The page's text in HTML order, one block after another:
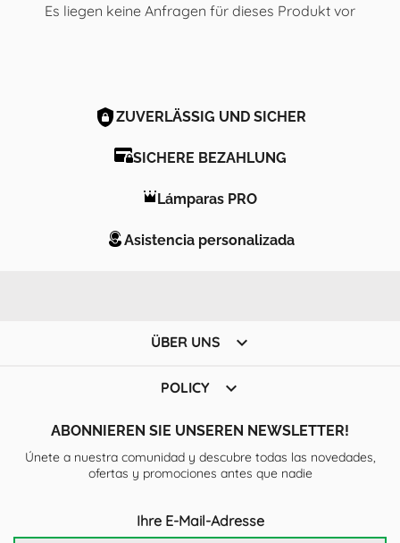
Es liegen keine Anfragen für dieses Produkt vor
ZUVERLÄSSIG UND SICHER
SICHERE BEZAHLUNG
Lámparas PRO
Asistencia personalizada
ÜBER UNS 
POLICY 
ABONNIEREN SIE UNSEREN NEWSLETTER!
Únete a nuestra comunidad y descubre todas las novedades,
ofertas y promociones antes que nadie
Ihre E-Mail-Adresse